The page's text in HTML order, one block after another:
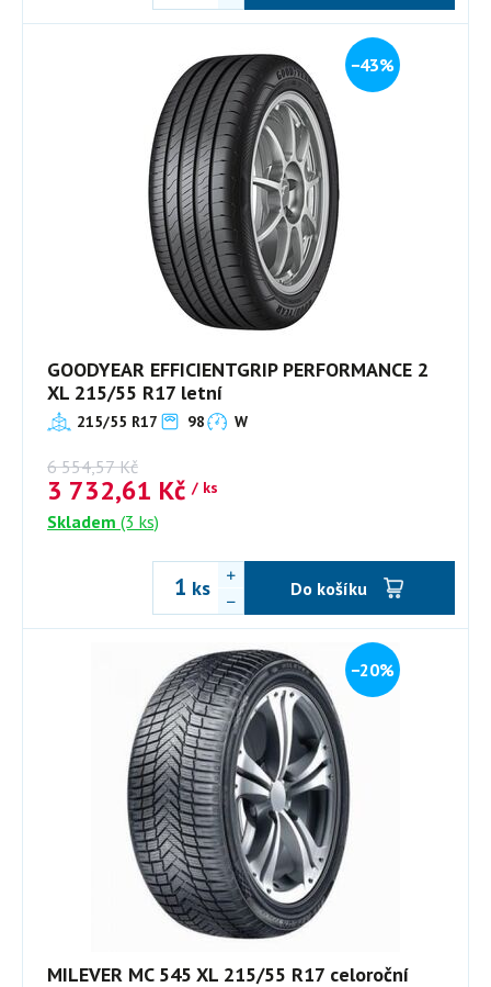
−43%
GOODYEAR EFFICIENTGRIP PERFORMANCE 2
XL 215/55 R17 letní
215/55 R17 98 W
6 554,57 Kč
3 732,61 Kč / ks
Skladem (3 ks)
ks Do košíku
−20%
MILEVER MC 545 XL 215/55 R17 celoroční